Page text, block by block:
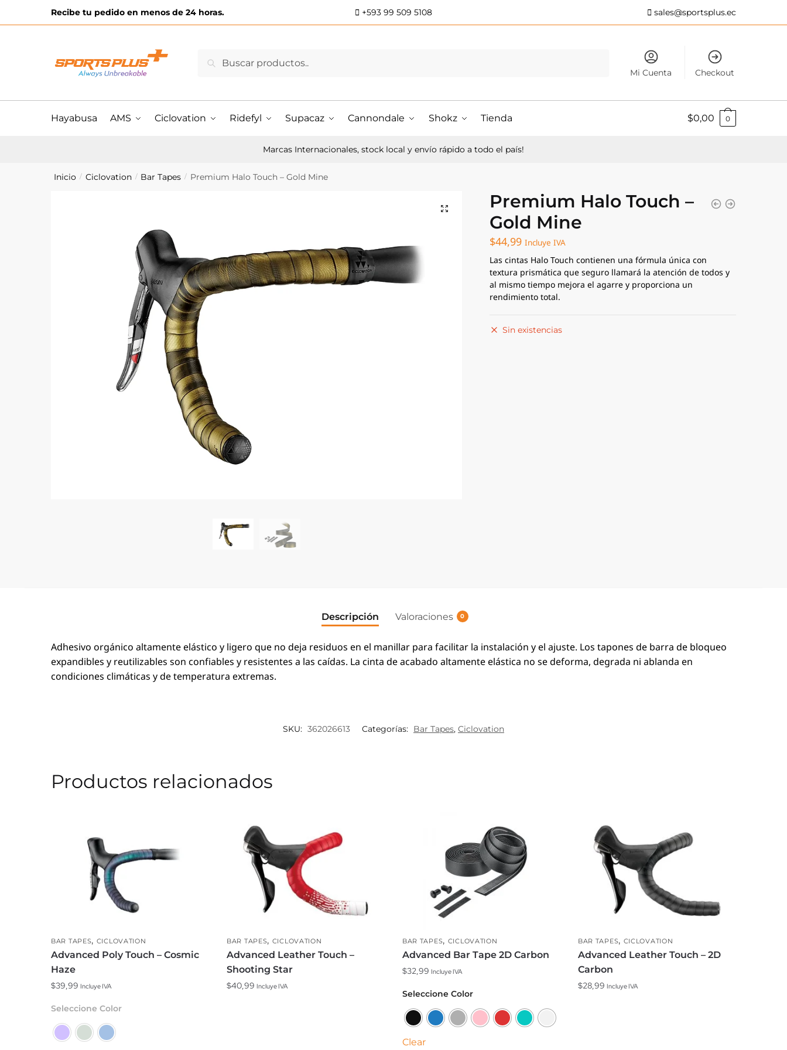
Recibe tu pedido en menos de 24 horas. +593 99 509 5108 sales@sportsplus.ec
por:
Buscar
Mi Cuenta Checkout
Hayabusa AMS Ciclovation Ridefyl Supacaz Cannondale Shokz Tienda $0,00 0
Marcas Internacionales, stock local y envío rápido a todo el país!
Inicio / Ciclovation / Bar Tapes / Premium Halo Touch – Gold Mine
Premium Halo Touch –
Gold Mine
$44,99Incluye IVA
Las cintas Halo Touch contienen una fórmula única con
textura prismática que seguro llamará la atención de todos y
al mismo tiempo mejora el agarre y proporciona un
rendimiento total.
Sin existencias
Descripción Valoraciones 0
Adhesivo orgánico altamente elástico y ligero que no deja residuos en el manillar para facilitar la instalación y el ajuste. Los tapones de barra de bloqueo
expandibles y reutilizables son confiables y resistentes a las caídas. La cinta de acabado altamente elástica no se deforma, degrada ni ablanda en
condiciones climáticas y de temperatura extremas.
SKU: 362026613 Categorías: Bar Tapes, Ciclovation
Productos relacionados
BAR TAPES, CICLOVATION
Advanced Poly Touch – Cosmic
Haze
$39,99 Incluye IVA
Este
producto
tiene
Seleccione Color
BAR TAPES, CICLOVATION
Advanced Leather Touch –
Shooting Star
$40,99 Incluye IVA
BAR TAPES, CICLOVATION
Advanced Bar Tape 2D Carbon
$32,99 Incluye IVA
Este
producto
tiene
Seleccione Color
Clear
BAR TAPES, CICLOVATION
Advanced Leather Touch – 2D
Carbon
$28,99 Incluye IVA